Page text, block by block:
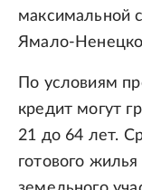
максимальной
Ямало-
По условиям
кредит могут
21 до 64 лет.
готового